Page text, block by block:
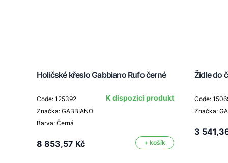
Holičské křeslo Gabbiano Rufo černé
Code: 125392
Značka: GABBIANO
Barva: Černá
K dispozici produkt
8 853,57 Kč + košík
Židle do
Code:
Značka:
3